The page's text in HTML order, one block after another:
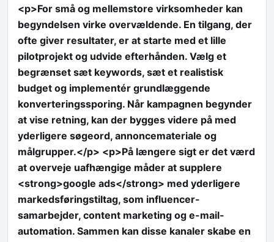
<p>For små og mellemstore virksomheder kan
begyndelsen virke overvældende. En tilgang, der
ofte giver resultater, er at starte med et lille
pilotprojekt og udvide efterhånden. Vælg et
begrænset sæt keywords, sæt et realistisk
budget og implementér grundlæggende
konverteringssporing. Når kampagnen begynder
at vise retning, kan der bygges videre på med
yderligere søgeord, annoncemateriale og
målgrupper.</p> <p>På længere sigt er det værd
at overveje uafhængige måder at supplere
<strong>google ads</strong> med yderligere
markedsføringstiltag, som influencer-
samarbejder, content marketing og e-mail-
automation. Sammen kan disse kanaler skabe en